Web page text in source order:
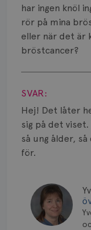
har ingen knöl
rör på mina
eller när det är
bröstcancer?
Visa svar
SVAR:
Hej! Det låter
sig på det
så ung ålder,
för.
Knöl
Läkemedel
Smärta
Prognos
Risker
Strålning
Vätska